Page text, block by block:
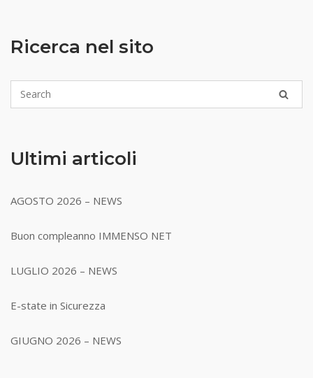
Ricerca nel sito
Ultimi articoli
AGOSTO 2026 – NEWS
Buon compleanno IMMENSO NET
LUGLIO 2026 – NEWS
E-state in Sicurezza
GIUGNO 2026 – NEWS